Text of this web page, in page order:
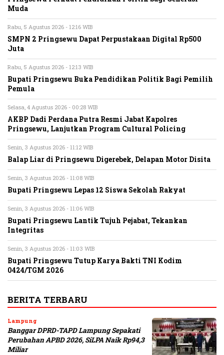
Muda
Rabu, 5 Agustus 2026 - 12:16 WIB
SMPN 2 Pringsewu Dapat Perpustakaan Digital Rp500
Juta
Rabu, 5 Agustus 2026 - 12:13 WIB
Bupati Pringsewu Buka Pendidikan Politik Bagi Pemilih
Pemula
Selasa, 4 Agustus 2026 - 00:28 WIB
AKBP Dadi Perdana Putra Resmi Jabat Kapolres
Pringsewu, Lanjutkan Program Cultural Policing
Senin, 3 Agustus 2026 - 11:12 WIB
Balap Liar di Pringsewu Digerebek, Delapan Motor Disita
Senin, 3 Agustus 2026 - 11:08 WIB
Bupati Pringsewu Lepas 12 Siswa Sekolah Rakyat
Senin, 3 Agustus 2026 - 11:06 WIB
Bupati Pringsewu Lantik Tujuh Pejabat, Tekankan
Integritas
Senin, 3 Agustus 2026 - 11:03 WIB
Bupati Pringsewu Tutup Karya Bakti TNI Kodim
0424/TGM 2026
BERITA TERBARU
Lampung
Banggar DPRD-TAPD Lampung Sepakati
Perubahan APBD 2026, SiLPA Naik Rp94,3
Miliar